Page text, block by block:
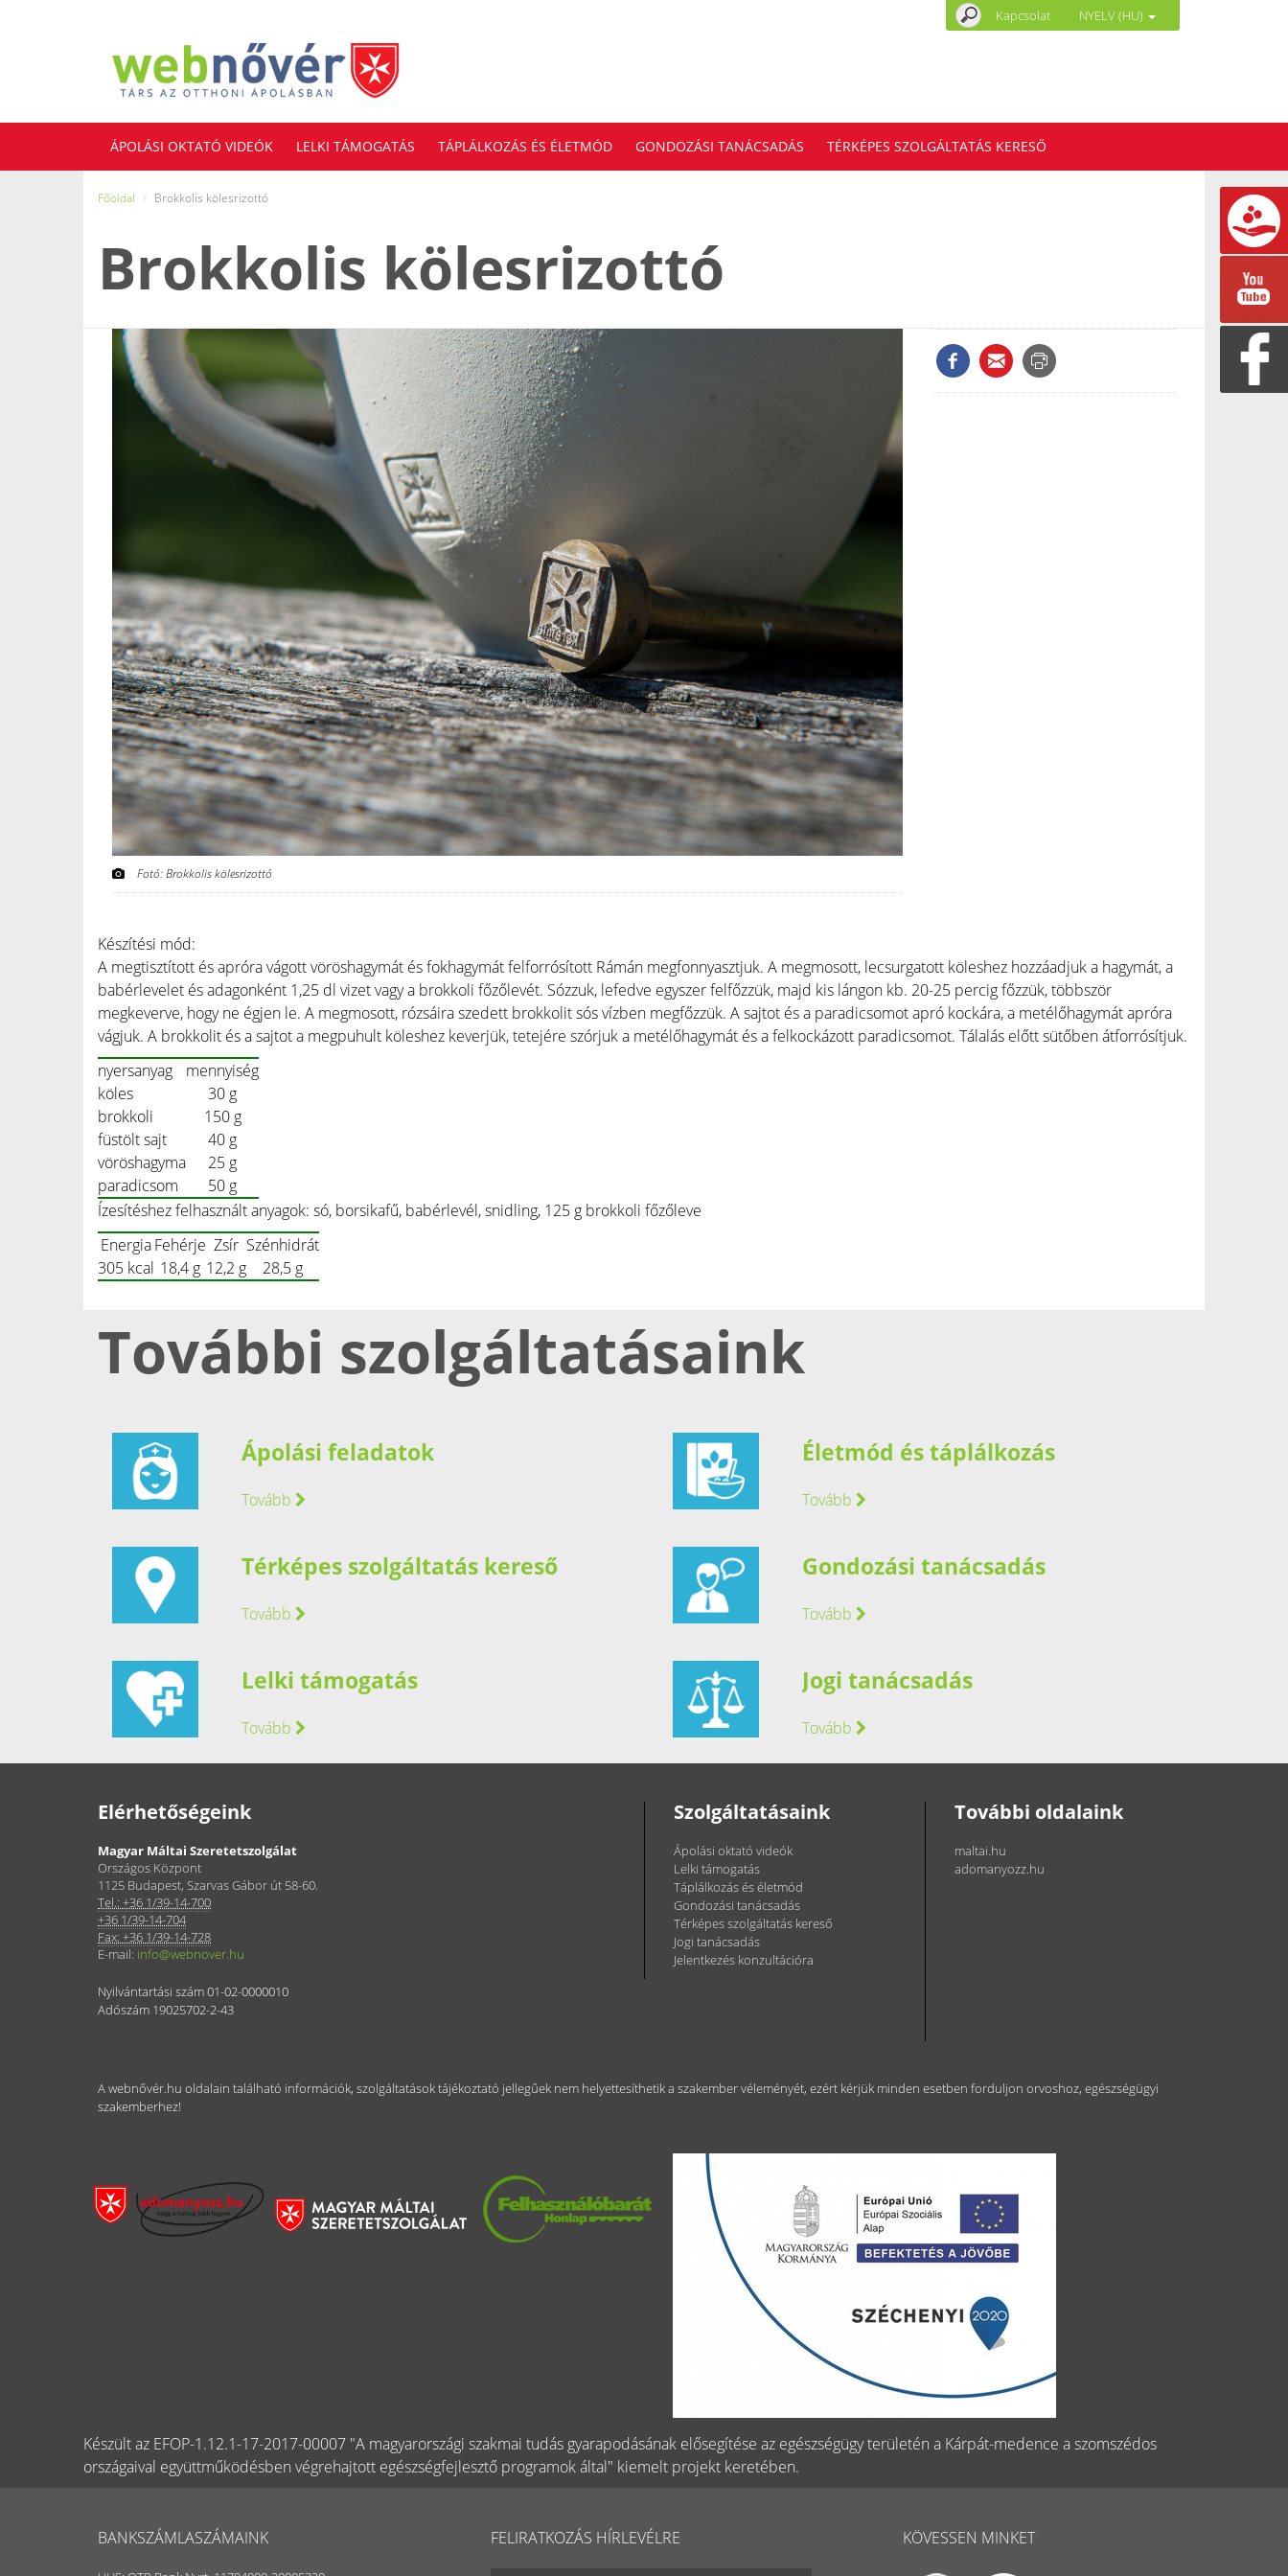
Kapcsolat NYELV (HU)
ÁPOLÁSI OKTATÓ VIDEÓK LELKI TÁMOGATÁS TÁPLÁLKOZÁS ÉS ÉLETMÓD GONDOZÁSI TANÁCSADÁS TÉRKÉPES SZOLGÁLTATÁS KERESŐ
JOGI TANÁCSADÁS
Főoldal Brokkolis kölesrizottó
Brokkolis kölesrizottó
Fotó: Brokkolis kölesrizottó
Készítési mód:
A megtisztított és apróra vágott vöröshagymát és fokhagymát felforrósított Rámán megfonnyasztjuk. A megmosott, lecsurgatott köleshez hozzáadjuk a hagymát, a
babérlevelet és adagonként 1,25 dl vizet vagy a brokkoli főzőlevét. Sózzuk, lefedve egyszer felfőzzük, majd kis lángon kb. 20-25 percig főzzük, többször
megkeverve, hogy ne égjen le. A megmosott, rózsáira szedett brokkolit sós vízben megfőzzük. A sajtot és a paradicsomot apró kockára, a metélőhagymát apróra
vágjuk. A brokkolit és a sajtot a megpuhult köleshez keverjük, tetejére szórjuk a metélőhagymát és a felkockázott paradicsomot. Tálalás előtt sütőben átforrósítjuk.
nyersanyag
mennyiség
köles
30 g
brokkoli
150 g
füstölt sajt
40 g
vöröshagyma
25 g
paradicsom
50 g
Ízesítéshez felhasznált anyagok: só, borsikafű, babérlevél, snidling, 125 g brokkoli főzőleve
EnergiaFehérje Zsír Szénhidrát
305 kcal 18,4 g 12,2 g 28,5 g
További szolgáltatásaink
Ápolási feladatok
Tovább
Térképes szolgáltatás kereső
Tovább
Lelki támogatás
Tovább
Életmód és táplálkozás
Tovább
Gondozási tanácsadás
Tovább
Jogi tanácsadás
Tovább
Elérhetőségeink
Magyar Máltai Szeretetszolgálat
Országos Központ
1125 Budapest, Szarvas Gábor út 58-60.
Tel.: +36 1/39-14-700
+36 1/39-14-704
Fax: +36 1/39-14-728
E-mail: info@webnover.hu
Nyilvántartási szám 01-02-0000010
Adószám 19025702-2-43
Szolgáltatásaink
Ápolási oktató videók
Lelki támogatás
Táplálkozás és életmód
Gondozási tanácsadás
Térképes szolgáltatás kereső
Jogi tanácsadás
Jelentkezés konzultációra
További oldalaink
maltai.hu
adomanyozz.hu
A webnővér.hu oldalain található információk, szolgáltatások tájékoztató jellegűek nem helyettesíthetik a szakember véleményét, ezért kérjük minden esetben forduljon orvoshoz, egészségügyi
szakemberhez!
Készült az EFOP-1.12.1-17-2017-00007 "A magyarországi szakmai tudás gyarapodásának elősegítése az egészségügy területén a Kárpát-medence a szomszédos
országaival együttműködésben végrehajtott egészségfejlesztő programok által" kiemelt projekt keretében.
BANKSZÁMLASZÁMAINK FELIRATKOZÁS HÍRLEVÉLRE KÖVESSEN MINKET